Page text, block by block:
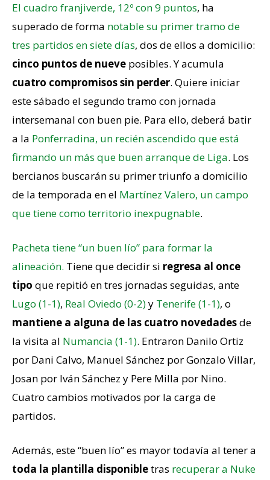
El cuadro franjiverde, 12º con 9 puntos, ha
superado de forma notable su primer tramo de
tres partidos en siete días, dos de ellos a domicilio:
cinco puntos de nueve posibles. Y acumula
cuatro compromisos sin perder. Quiere iniciar
este sábado el segundo tramo con jornada
intersemanal con buen pie. Para ello, deberá batir
a la Ponferradina, un recién ascendido que está
firmando un más que buen arranque de Liga. Los
bercianos buscarán su primer triunfo a domicilio
de la temporada en el Martínez Valero, un campo
que tiene como territorio inexpugnable.
Pacheta tiene “un buen lío” para formar la
alineación. Tiene que decidir si regresa al once
tipo que repitió en tres jornadas seguidas, ante
Lugo (1-1), Real Oviedo (0-2)y Tenerife (1-1), o
mantiene a alguna de las cuatro novedadesde
la visita al Numancia (1-1). Entraron Danilo Ortiz
por Dani Calvo, Manuel Sánchez por Gonzalo Villar,
Josan por Iván Sánchez y Pere Milla por Nino.
Cuatro cambios motivados por la carga de
partidos.
Además, este “buen lío” es mayor todavía al tener a
toda la plantilla disponibletras recuperar a Nuke